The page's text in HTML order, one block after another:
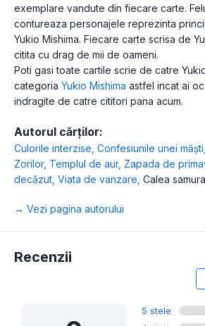
exemplare vandute din fiecare carte.
contureaza personajele reprezinta
Yukio Mishima. Fiecare carte scrisa de
citita cu drag de mii de oameni.
Poti gasi toate cartile scrie de catre
categoria Yukio Mishima astfel incat ai
indragite de catre cititori pana acum.
Autorul cărților:
Culorile interzise Confesiunile unei măști
Zorilor, Templul de aur, Zapada de
decăzut Viata de vanzare Calea
→ Vezi pagina autorului
Recenzii
5 stele